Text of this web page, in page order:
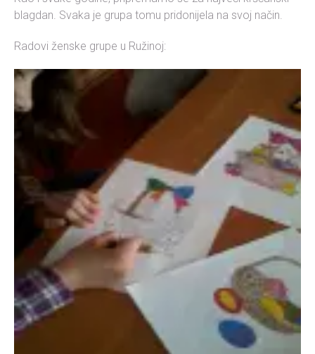
blagdan. Svaka je grupa tomu pridonijela na svoj način.
Radovi ženske grupe u Ružinoj: